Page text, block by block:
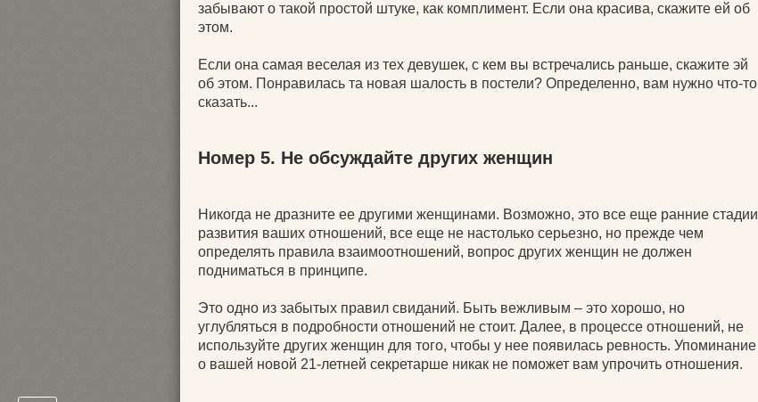
забывают о такой простой штуке, как комплимент. Если она красива, скажите ей об
этом.
Если она самая веселая из тех девушек, с кем вы встречались раньше, скажите эй
об этом. Понравилась та новая шалость в постели? Определенно, вам нужно что-то
сказать...
Номер 5. Не обсуждайте других женщин
Никогда не дразните ее другими женщинами. Возможно, это все еще ранние стадии
развития ваших отношений, все еще не настолько серьезно, но прежде чем
определять правила взаимоотношений, вопрос других женщин не должен
подниматься в принципе.
Это одно из забытых правил свиданий. Быть вежливым – это хорошо, но
углубляться в подробности отношений не стоит. Далее, в процессе отношений, не
используйте других женщин для того, чтобы у нее появилась ревность. Упоминание
о вашей новой 21-летней секретарше никак не поможет вам упрочить отношения.